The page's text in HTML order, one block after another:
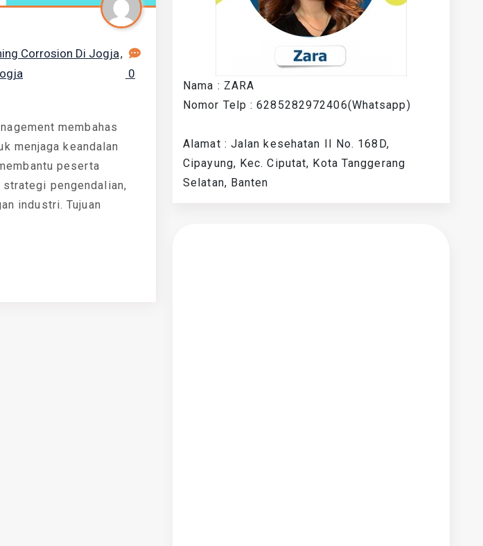
Corrosion Di Jogja,
0
membahas
menjaga keandalan
peserta
pengendalian,
industri. Tujuan
Nama : ZARA
Nomor Telp : 6285282972406(Whatsapp)
Alamat : Jalan kesehatan II No. 168D,
Cipayung, Kec. Ciputat, Kota Tanggerang
Selatan, Banten